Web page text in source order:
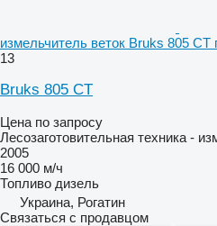
измельчитель веток Bruks 805 CT
13
Bruks 805 CT
Цена по запросу
Лесозаготовительная техника -
2005
16 000 м/ч
Топливо дизель
Украина, Рогатин
Связаться с продавцом